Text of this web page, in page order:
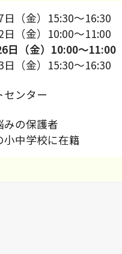
（金）15:30～16:30
（金）10:00～11:00
日（金）10:00～11:00
（金）15:30～16:30
センター
みの保護者
中学校に在籍